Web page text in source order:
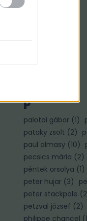
ősz gábor
P
palotai gábor (1)
pataky zsolt (2)
paul almasy (10)
pecsics mária (2)
péntek orsolya (1)
peter hujar (3)
peter stackpole (2
petzval józsef (2)
philippe chancel (1